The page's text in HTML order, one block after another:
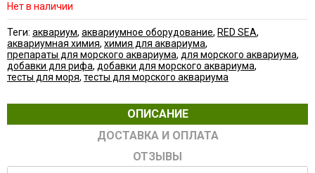
Нет в наличии
Теги: аквариум, аквариумное оборудование, RED SEA,
аквариумная химия, химия для аквариума,
препараты для морского аквариума, для морского аквариума,
добавки для рифа, добавки для морского аквариума,
тесты для моря, тесты для морского аквариума
ОПИСАНИЕ
ДОСТАВКА И ОПЛАТА
ОТЗЫВЫ